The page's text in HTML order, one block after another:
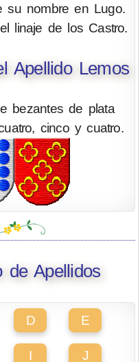
su nombre en Lugo.
linaje de los Castro.
Apellido Lemos
bezantes de plata
cinco y cuatro.
de Apellidos
D E
I J